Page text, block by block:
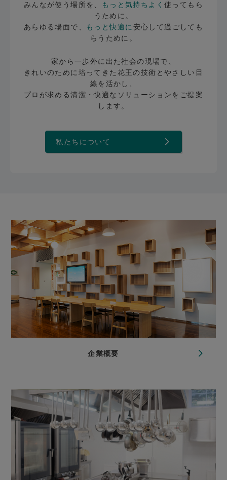
みんなが使う場所を、
もっと気持ちよく使ってもら
うために。
あらゆる場面で、
もっと快適に安心して過ごしても
らうために。
家から一歩外に出た社会の現場で、
きれいのために培ってきた花王の技術とやさしい目
線を活かし、
プロが求める清潔・快適なソリューションをご提案
します。
私たちについて
企業概要